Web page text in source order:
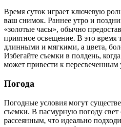
Время суток играет ключевую
ваш снимок. Раннее утро и
«золотые часы», обычно
приятное освещение. В это время
длинными и мягкими, а цвета,
Избегайте съемки в полдень,
может привести к пересвеченным
Погода
Погодные условия могут
съемки. В пасмурную погоду свет
рассеянным, что идеально